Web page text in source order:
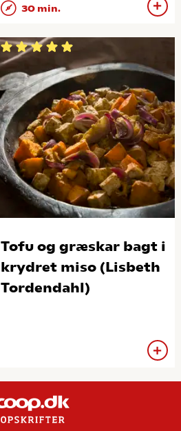
30 min.
Tofu og græskar bagt i
krydret miso (Lisbeth
Tordendahl)